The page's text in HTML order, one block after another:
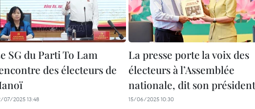
SG du Parti To Lam
des électeurs de
07/2025 13:48
La presse porte la voix des
électeurs à l’Assemblée
nationale, dit son président
15/06/2025 10:30